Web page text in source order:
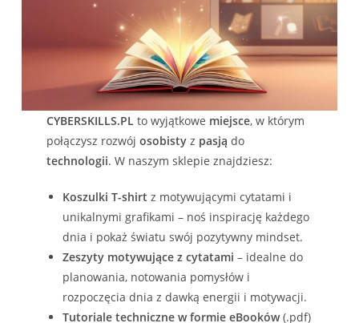
CYBERSKILLS.PL to wyjątkowe miejsce, w którym
połączysz rozwójosobisty z pasją do
technologii. W naszym sklepie znajdziesz:
Koszulki T-shirt z motywującymi cytatami i
unikalnymi grafikami – noś inspirację każdego
dnia i pokaż światu swój pozytywny mindset.
Zeszyty motywujące z cytatami – idealne do
planowania, notowania pomysłów i
rozpoczęcia dnia z dawką energii i motywacji.
Tutoriale techniczne w formie eBooków(.pdf)